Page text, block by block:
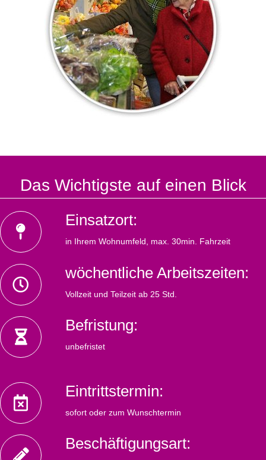
Das Wichtigste auf einen Blick
Einsatzort:
in Ihrem Wohnumfeld, max. 30min. Fahrzeit
wöchentliche Arbeitszeiten:
Vollzeit und Teilzeit ab 25 Std.
Befristung:
unbefristet
Eintrittstermin:
sofort oder zum Wunschtermin
Beschäftigungsart: